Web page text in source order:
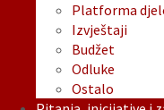
Platforma
Izvještaji
Budžet
Odluke
Ostalo